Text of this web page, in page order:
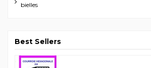
bielles
Best Sellers